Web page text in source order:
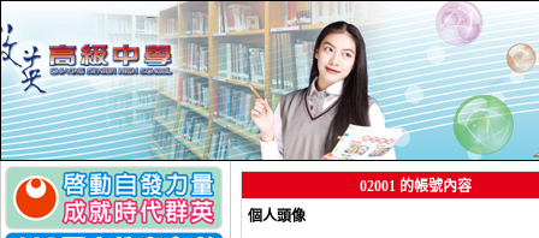
02001 的帳號內容
個人頭像